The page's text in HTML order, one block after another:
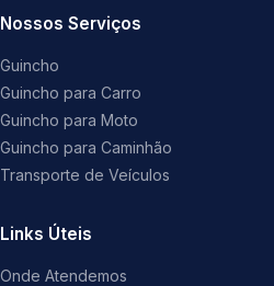
Nossos Serviços
Guincho
Guincho para Carro
Guincho para Moto
Guincho para Caminhão
Transporte de Veículos
Links Úteis
Onde Atendemos